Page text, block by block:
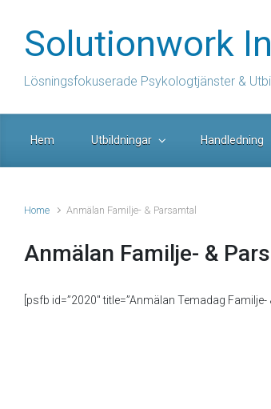
Solutionwork
Lösningsfokuserade Psykologtjänster &
Hem Utbildningar Handledning
Home Anmälan Familje- & Parsamtal
Anmälan Familje- &
[psfb id=”2020″ title=”Anmälan Temadag Familje-